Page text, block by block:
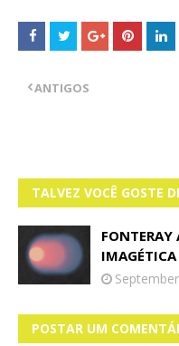
ANTIGOS
TALVEZ VOCÊ GOSTE
FONTERAY
POSTAR UM